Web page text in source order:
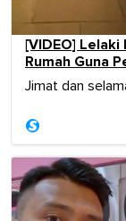
[VIDEO] Lelaki
Rumah Guna
Jimat dan